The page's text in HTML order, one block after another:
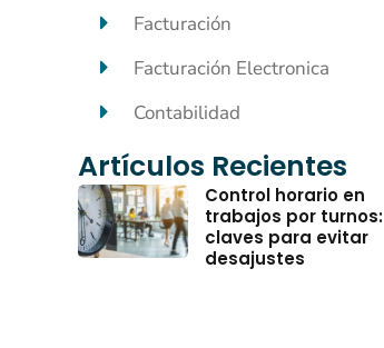
Facturación
Facturación Electronica
Contabilidad
Artículos Recientes
Control horario en
trabajos por turnos:
claves para evitar
desajustes